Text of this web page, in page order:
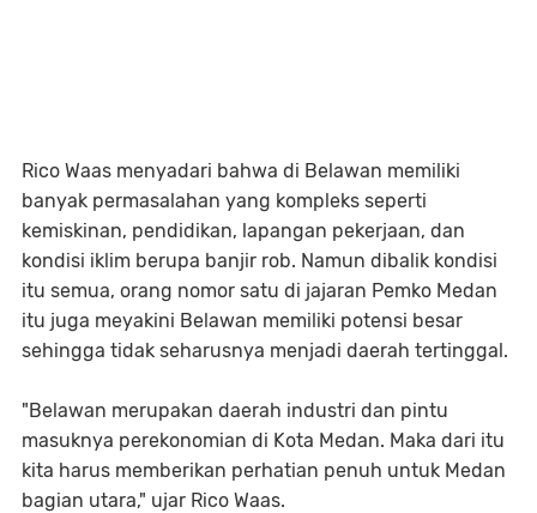
Rico Waas menyadari bahwa di Belawan memiliki
banyak permasalahan yang kompleks seperti
kemiskinan, pendidikan, lapangan pekerjaan, dan
kondisi iklim berupa banjir rob. Namun dibalik kondisi
itu semua, orang nomor satu di jajaran Pemko Medan
itu juga meyakini Belawan memiliki potensi besar
sehingga tidak seharusnya menjadi daerah tertinggal.
"Belawan merupakan daerah industri dan pintu
masuknya perekonomian di Kota Medan. Maka dari itu
kita harus memberikan perhatian penuh untuk Medan
bagian utara," ujar Rico Waas.